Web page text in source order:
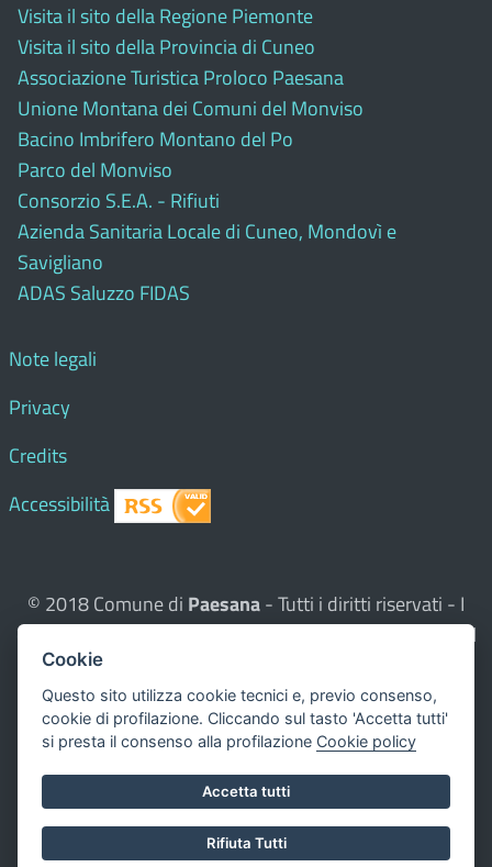
Visita il sito della Regione Piemonte
Visita il sito della Provincia di Cuneo
Associazione Turistica Proloco Paesana
Unione Montana dei Comuni del Monviso
Bacino Imbrifero Montano del Po
Parco del Monviso
Consorzio S.E.A. - Rifiuti
Azienda Sanitaria Locale di Cuneo, Mondovì e
Savigliano
ADAS Saluzzo FIDAS
Note legali
Privacy
Credits
Accessibilità
© 2018 Comune di Paesana- Tutti i diritti riservati - I
contenuti del sito, testi e immagini sono di proprietà del
Comune - CMS:
Questo sito utilizza, nella versione per UTENTI CON
DISLESSIA,Biancoenero ®, una font italiana ad Alta
Leggibilità.
Valuta questo sito
Dichiarazione di accessibilità
redatta il 00.00.0000
Cookie
Questo sito utilizza cookie tecnici e, previo consenso,
cookie di profilazione. Cliccando sul tasto 'Accetta tutti'
si presta il consenso alla profilazione Cookie policy
Accetta tutti
Rifiuta Tutti